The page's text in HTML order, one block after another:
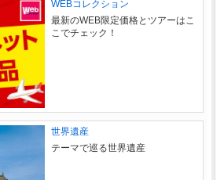
WEBコレクション
最新のWEB限定価格とツアーはこ
こでチェック！
世界遺産
テーマで巡る世界遺産